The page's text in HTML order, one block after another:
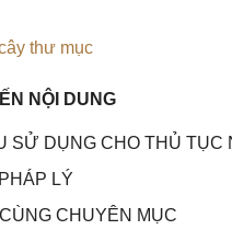
thư mục
NỘI DUNG
SỬ DỤNG CHO THỦ TỤC
LÝ
CHUYÊN MỤC